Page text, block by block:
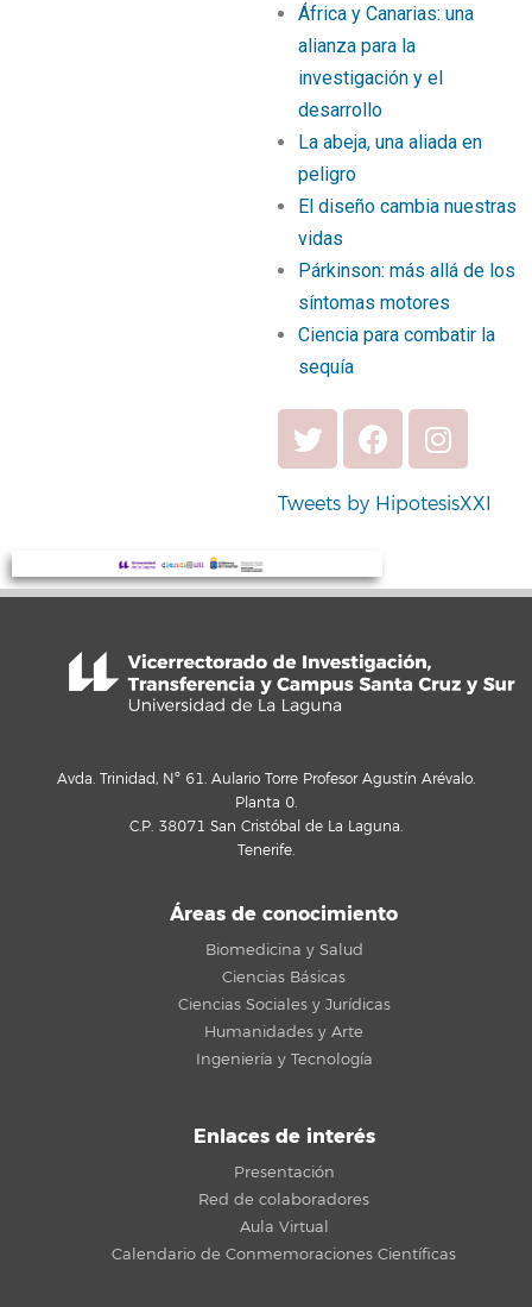
África y Canarias: una
alianza para la
investigación y el
desarrollo
La abeja, una aliada en
peligro
El diseño cambia nuestras
vidas
Párkinson: más allá de los
síntomas motores
Ciencia para combatir la
sequía
Tweets by HipotesisXXI
Avda. Trinidad, Nº 61. Aulario Torre Profesor Agustín Arévalo.
Planta 0.
C.P. 38071 San Cristóbal de La Laguna.
Tenerife.
Áreas de conocimiento
Biomedicina y Salud
Ciencias Básicas
Ciencias Sociales y Jurídicas
Humanidades y Arte
Ingeniería y Tecnología
Enlaces de interés
Presentación
Red de colaboradores
Aula Virtual
Calendario de Conmemoraciones Científicas